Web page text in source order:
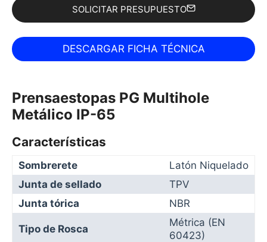
SOLICITAR PRESUPUESTO
Prensaestopas PG Multihole
Metálico IP-65
Características
Sombrerete
Latón Niquelado
Junta de sellado
TPV
Junta tórica
NBR
Tipo de Rosca
Métrica (EN
60423)